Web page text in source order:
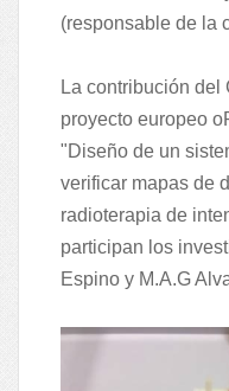
(responsable de la
La contribución del
proyecto europeo
"Diseño de un
verificar mapas de
radioterapia de
participan los
Espino y M.A.G